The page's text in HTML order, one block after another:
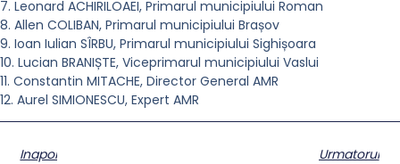
7. Leonard ACHIRILOAEI, Primarul municipiului Roman
8. Allen COLIBAN, Primarul municipiului Brașov
9. Ioan Iulian SÎRBU, Primarul municipiului Sighișoara
10. Lucian BRANIȘTE, Viceprimarul municipiului Vaslui
11. Constantin MITACHE, Director General AMR
12. Aurel SIMIONESCU, Expert AMR
Inapoi
Urmatorul